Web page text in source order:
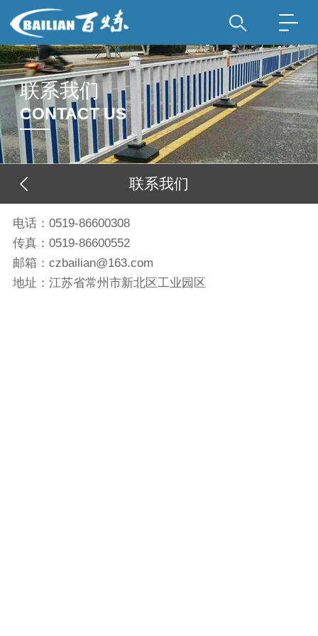
联系我们
CONTACT US
联系我们
电话：0519-86600308
传真：0519-86600552
邮箱：czbailian@163.com
地址：江苏省常州市新北区工业园区